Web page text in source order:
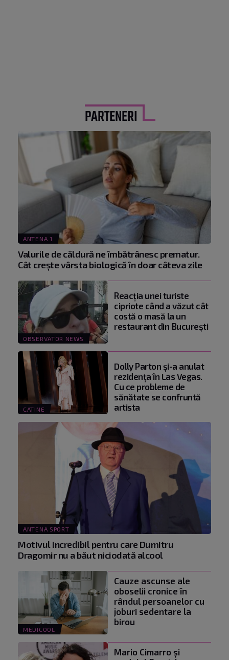
PARTENERI
ANTENA 1
Valurile de căldură ne îmbătrânesc prematur.
Cât crește vârsta biologică în doar câteva zile
OBSERVATOR NEWS
Reacţia unei turiste
cipriote când a văzut cât
costă o masă la un
restaurant din Bucureşti
CATINE
Dolly Parton și-a anulat
rezidența în Las Vegas.
Cu ce probleme de
sănătate se confruntă
artista
ANTENA SPORT
Motivul incredibil pentru care Dumitru
Dragomir nu a băut niciodată alcool
MEDICOOL
Cauze ascunse ale
oboselii cronice în
rândul persoanelor cu
joburi sedentare la
birou
Mario Cimarro și